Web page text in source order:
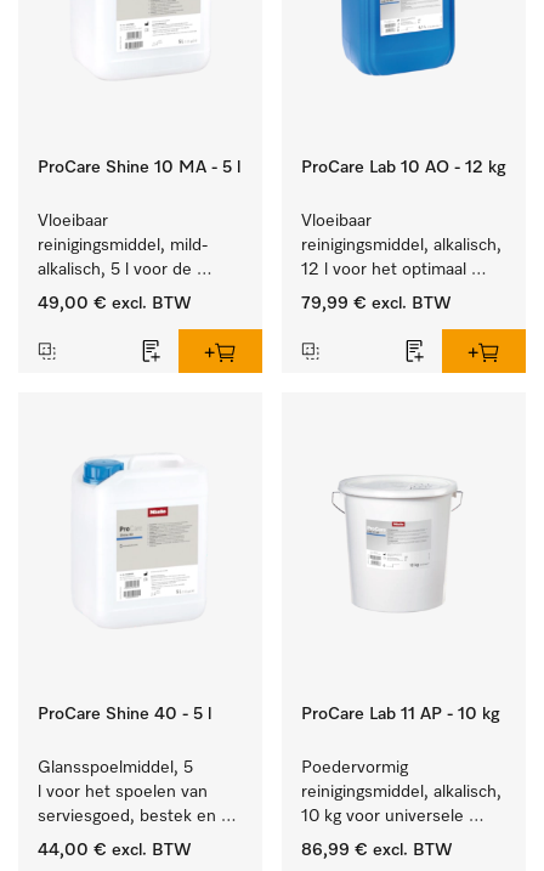
ProCare Shine 10 MA - 5 l
Vloeibaar
reinigingsmiddel, mild-
alkalisch, 5 l voor de
reiniging van lichte
bestek en glazen.
49,00 € excl. BTW
ProCare Lab 10 AO - 12 kg
Vloeibaar
reinigingsmiddel, alkalisch,
12 l voor het optimaal
behandelen van
79,99 € excl. BTW
ProCare Shine 40 - 5 l
Glansspoelmiddel, 5
l voor het spoelen van
serviesgoed, bestek en
ideaal voor glazen.
44,00 € excl. BTW
ProCare Lab 11 AP - 10 kg
Poedervormig
reinigingsmiddel, alkalisch,
10 kg voor universele
machinale reiniging van
86,99 € excl. BTW